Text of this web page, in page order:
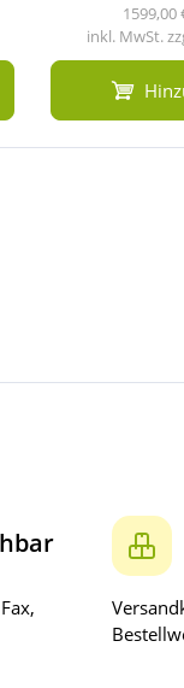
1599,00
inkl. MwSt.